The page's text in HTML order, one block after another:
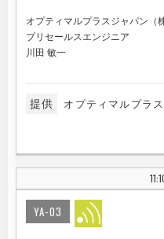
オプティマルプラスジャパン（株
プリセールスエンジニア
川田 敏一
提供 オプティマルプラ
YA-03